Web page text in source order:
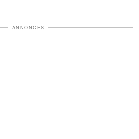
ANNONCES